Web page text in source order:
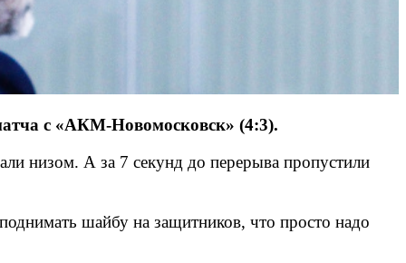
с «АКМ-Новомосковск» (4:3).
низом. А за 7 секунд до перерыва пропустили
шайбу на защитников, что просто надо